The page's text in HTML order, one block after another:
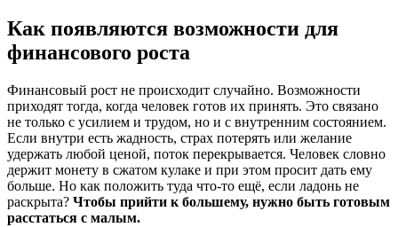
Как появляются возможности для
финансового роста
Финансовый рост не происходит случайно. Возможности
приходят тогда, когда человек готов их принять. Это связано
не только с усилием и трудом, но и с внутренним состоянием.
Если внутри есть жадность, страх потерять или желание
удержать любой ценой, поток перекрывается. Человек словно
держит монету в сжатом кулаке и при этом просит дать ему
больше. Но как положить туда что-то ещё, если ладонь не
раскрыта? Чтобы прийти к большему, нужно быть готовым
расстаться с малым.